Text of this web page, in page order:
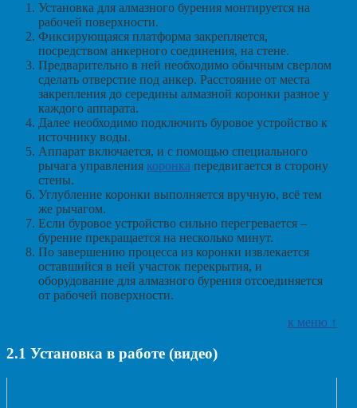
Установка для алмазного бурения монтируется на
рабочей поверхности.
Фиксирующаяся платформа закрепляется,
посредством анкерного соединения, на стене.
Предварительно в ней необходимо обычным сверлом
сделать отверстие под анкер. Расстояние от места
закрепления до середины алмазной коронки разное у
каждого аппарата.
Далее необходимо подключить буровое устройство к
источнику воды.
Аппарат включается, и с помощью специального
рычага управления коронка передвигается в сторону
стены.
Углубление коронки выполняется вручную, всё тем
же рычагом.
Если буровое устройство сильно перегревается –
бурение прекращается на несколько минут.
По завершению процесса из коронки извлекается
оставшийся в ней участок перекрытия, и
оборудование для алмазного бурения отсоединяется
от рабочей поверхности.
к меню ↑
2.1 Установка в работе (видео)